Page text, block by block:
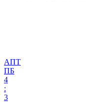
АПТ
ПБ
4
:
3